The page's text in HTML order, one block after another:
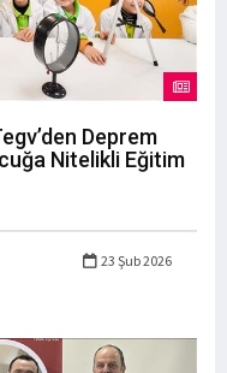
Deprem
Nitelikli Eğitim
23 Şub 2026